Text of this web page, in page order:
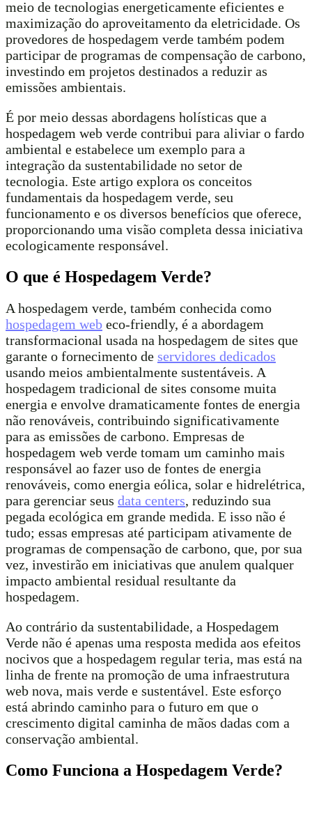
meio de tecnologias energeticamente eficientes e
maximização do aproveitamento da eletricidade. Os
provedores de hospedagem verde também podem
participar de programas de compensação de carbono,
investindo em projetos destinados a reduzir as
emissões ambientais.
É por meio dessas abordagens holísticas que a
hospedagem web verde contribui para aliviar o fardo
ambiental e estabelece um exemplo para a
integração da sustentabilidade no setor de
tecnologia. Este artigo explora os conceitos
fundamentais da hospedagem verde, seu
funcionamento e os diversos benefícios que oferece,
proporcionando uma visão completa dessa iniciativa
ecologicamente responsável.
O que é Hospedagem Verde?
A hospedagem verde, também conhecida como
hospedagem web eco-friendly, é a abordagem
transformacional usada na hospedagem de sites que
garante o fornecimento de servidores dedicados
usando meios ambientalmente sustentáveis. A
hospedagem tradicional de sites consome muita
energia e envolve dramaticamente fontes de energia
não renováveis, contribuindo significativamente
para as emissões de carbono. Empresas de
hospedagem web verde tomam um caminho mais
responsável ao fazer uso de fontes de energia
renováveis, como energia eólica, solar e hidrelétrica,
para gerenciar seus data centers, reduzindo sua
pegada ecológica em grande medida. E isso não é
tudo; essas empresas até participam ativamente de
programas de compensação de carbono, que, por sua
vez, investirão em iniciativas que anulem qualquer
impacto ambiental residual resultante da
hospedagem.
Ao contrário da sustentabilidade, a Hospedagem
Verde não é apenas uma resposta medida aos efeitos
nocivos que a hospedagem regular teria, mas está na
linha de frente na promoção de uma infraestrutura
web nova, mais verde e sustentável. Este esforço
está abrindo caminho para o futuro em que o
crescimento digital caminha de mãos dadas com a
conservação ambiental.
Como Funciona a Hospedagem Verde?